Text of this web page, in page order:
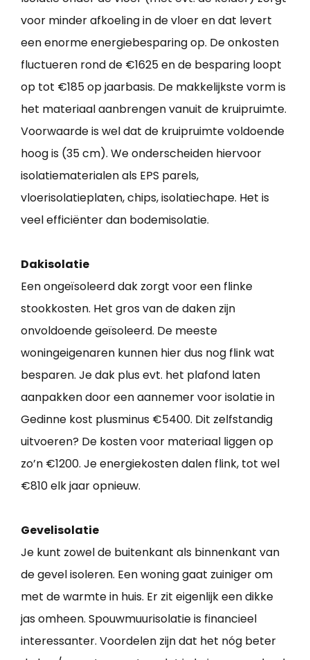
voor minder afkoeling in de vloer en dat levert
een enorme energiebesparing op. De onkosten
fluctueren rond de €1625 en de besparing loopt
op tot €185 op jaarbasis. De makkelijkste vorm is
het materiaal aanbrengen vanuit de kruipruimte.
Voorwaarde is wel dat de kruipruimte voldoende
hoog is (35 cm). We onderscheiden hiervoor
isolatiematerialen als EPS parels,
vloerisolatieplaten, chips, isolatiechape. Het is
veel efficiënter dan bodemisolatie.
Dakisolatie
Een ongeïsoleerd dak zorgt voor een flinke
stookkosten. Het gros van de daken zijn
onvoldoende geïsoleerd. De meeste
woningeigenaren kunnen hier dus nog flink wat
besparen. Je dak plus evt. het plafond laten
aanpakken door een aannemer voor isolatie in
Gedinne kost plusminus €5400. Dit zelfstandig
uitvoeren? De kosten voor materiaal liggen op
zo’n €1200. Je energiekosten dalen flink, tot wel
€810 elk jaar opnieuw.
Gevelisolatie
Je kunt zowel de buitenkant als binnenkant van
de gevel isoleren. Een woning gaat zuiniger om
met de warmte in huis. Er zit eigenlijk een dikke
jas omheen. Spouwmuurisolatie is financieel
interessanter. Voordelen zijn dat het nóg beter